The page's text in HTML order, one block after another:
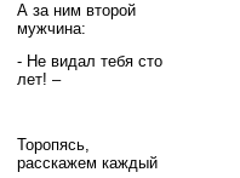
А за ним второй
мужчина:
- Не видал тебя сто
лет! –
Торопясь,
расскажем каждый